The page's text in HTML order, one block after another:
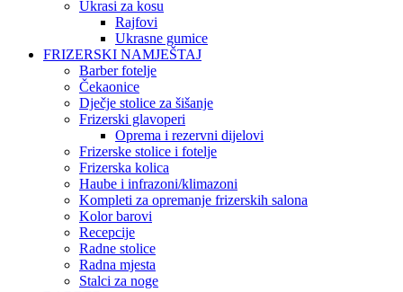
Ukrasi za kosu
Rajfovi
Ukrasne gumice
FRIZERSKI NAMJEŠTAJ
Barber fotelje
Čekaonice
Dječje stolice za šišanje
Frizerski glavoperi
Oprema i rezervni dijelovi
Frizerske stolice i fotelje
Frizerska kolica
Haube i infrazoni/klimazoni
Kompleti za opremanje frizerskih salona
Kolor barovi
Recepcije
Radne stolice
Radna mjesta
Stalci za noge